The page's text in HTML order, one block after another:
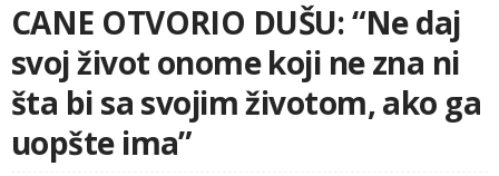
CANE OTVORIO DUŠU: “Ne daj
svoj život onome koji ne zna ni
šta bi sa svojim životom, ako ga
uopšte ima”